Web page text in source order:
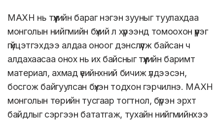
МАХН нь түүхийн бараг нэгэн зууныг туулахдаа
монголын нийгмийн бүхий л хүрээнд томоохон үүрэг
гүйцэтгэхдээ алдаа оноог дэнслүүлж байсан ч
алдахаасаа онох нь их байсныг түүхийн баримт
материал, ахмад үеийнхний бичиж үлдээсэн,
босгож байгуулсан бүхэн тодхон гэрчилнэ. МАХН
монголын төрийн тусгаар тогтнол, бүрэн эрхт
байдлыг сэргээн бататгаж, тухайн нийгмийнхээ